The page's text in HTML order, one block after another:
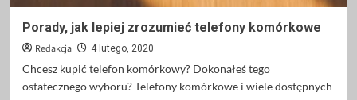
Porady, jak lepiej zrozumieć telefony komórkowe
Redakcja 4 lutego, 2020
Chcesz kupić telefon komórkowy? Dokonałeś tego
ostatecznego wyboru? Telefony komórkowe i wiele dostępnych